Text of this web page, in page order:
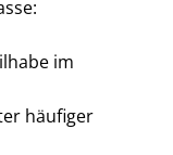
im
häufiger